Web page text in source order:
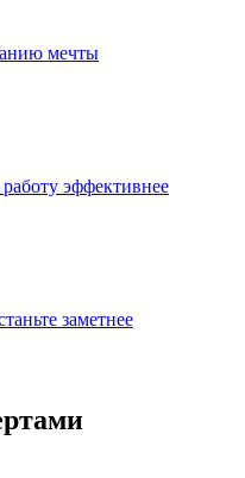
мечты
эффективнее
заметнее